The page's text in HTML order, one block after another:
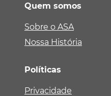
Quem somos
Sobre o ASA
Nossa História
Políticas
Privacidade